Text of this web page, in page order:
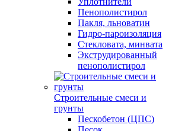
Пенополистирол
Пакля, льноватин
Гидро-пароизоляция
Стекловата, минвата
Экструдированный
пенополистирол
Строительные смеси и
грунты
Пескобетон (ЦПС)